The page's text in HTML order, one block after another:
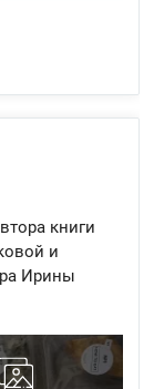
книги
и
Ирины